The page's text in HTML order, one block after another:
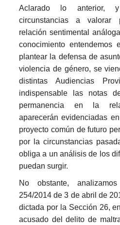
Aclarado lo anterior,
circunstancias a valorar
relación sentimental
conocimiento
plantear la defensa de
violencia de género, se
distintas Audiencias
indispensable las notas
permanencia en la
aparecerán evidenciadas
proyecto común de futuro
por la circunstancias
obliga a un análisis de los
puedan surgir.
No obstante,
254/2014 de 3 de abril de
dictada por la Sección 26,
acusado del delito de